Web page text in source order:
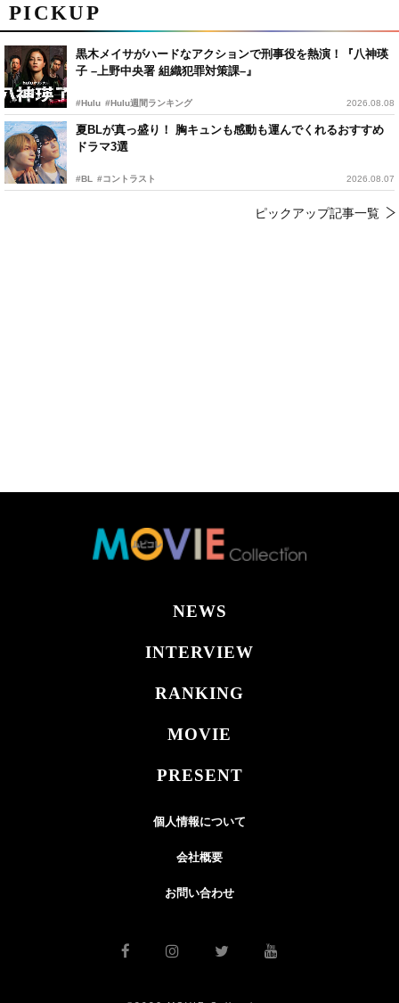
PICKUP
黒木メイサがハードなアクションで刑事役を熱演！『八神瑛
子 –上野中央署 組織犯罪対策課–』
#Hulu #Hulu週間ランキング 2026.08.08
夏BLが真っ盛り！ 胸キュンも感動も運んでくれるおすすめ
ドラマ3選
#BL #コントラスト 2026.08.07
ピックアップ記事一覧
NEWS
INTERVIEW
RANKING
MOVIE
PRESENT
個人情報について
会社概要
お問い合わせ